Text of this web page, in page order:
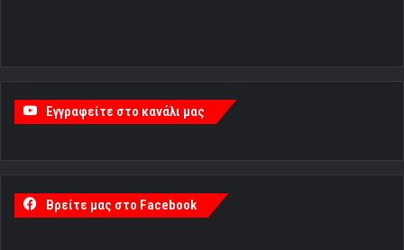
Εγγραφείτε στο κανάλι μας
Βρείτε μας στο Facebook